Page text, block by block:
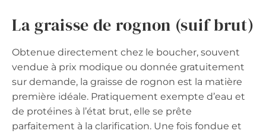
La graisse de rognon (suif brut)
Obtenue directement chez le boucher, souvent
vendue à prix modique ou donnée gratuitement
sur demande, la graisse de rognon est la matière
première idéale. Pratiquement exempte d’eau et
de protéines à l’état brut, elle se prête
parfaitement à la clarification. Une fois fondue et